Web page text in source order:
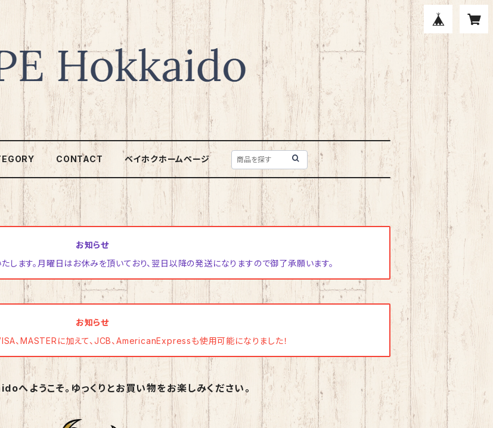
CONTACT ベイホクホームページ
お知らせ
ます。月曜日はお休みを頂いており、翌日以降の発送になりますので御了承願います。
お知らせ
、MASTERに加えて、JCB、AmericanExpressも使用可能になりました！
へようこそ。ゆっくりとお買い物をお楽しみください。